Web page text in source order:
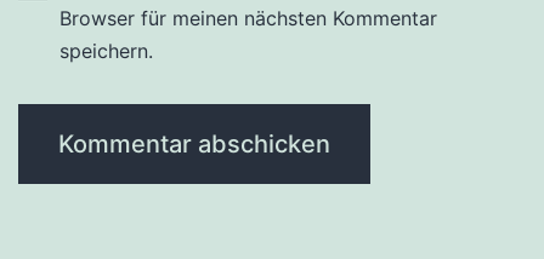
Browser für meinen nächsten Kommentar
speichern.